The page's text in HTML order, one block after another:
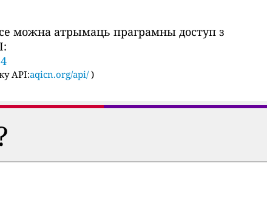
можна атрымаць праграмны доступ з
API:aqicn.org/api/ )